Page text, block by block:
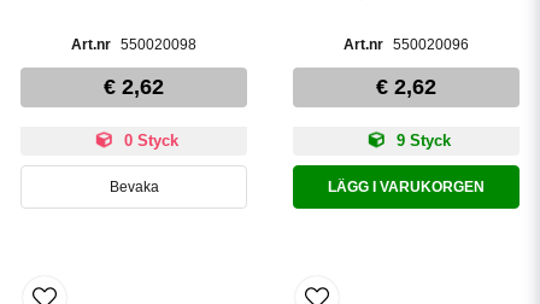
550020098
€ 2,62
0 Styck
Bevaka
550020096
€ 2,62
9 Styck
LÄGG I VARUKORGEN